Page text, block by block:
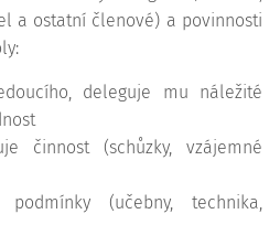
a ostatní členové) a povinnosti
deleguje mu náležité
činnost (schůzky, vzájemné
(učebny, technika,